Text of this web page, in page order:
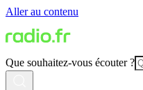
Aller au contenu
Que souhaitez-vous écouter ?